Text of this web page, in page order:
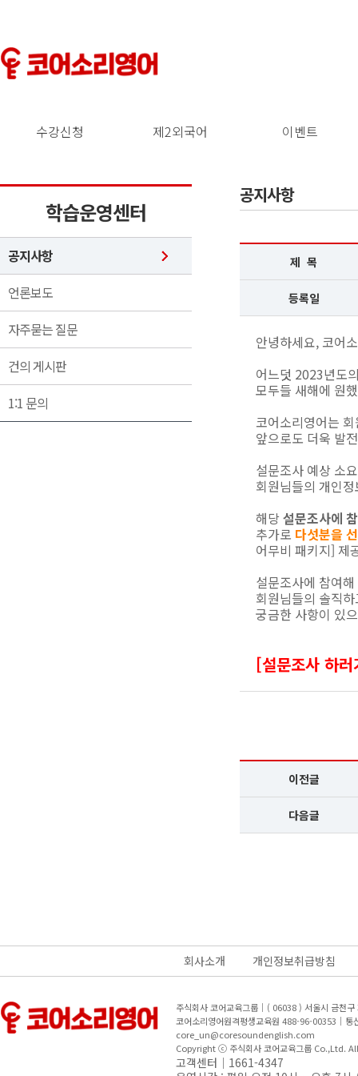
수강신청 제2외국어 이벤트
학습운영센터
공지사항
언론보도
자주묻는 질문
건의 게시판
1:1 문의
공지사항
제 목
등록일
안녕하세요, 코어
어느덧 2023년도
모두들 새해에 원
코어소리영어는
앞으로도 더욱 발
설문조사 예상 소
회원님들의 개인
해당 설문조사에
추가로 다섯분을
어무비 패키지] 제
설문조사에 참여
회원님들의 솔직
궁금한 사항이 있
[설문조사 하
이전글
다음글
회사소개 개인정보취급방침
주식회사 코어교육그룹｜( 06038 ) 서울시 금천
코어소리영어원격평생교육원 488-96-00353｜
core_un@coresoundenglish.com
Copyright ⓒ 주식회사 코어교육그룹 Co.,Ltd.
고객센터｜1661-4347